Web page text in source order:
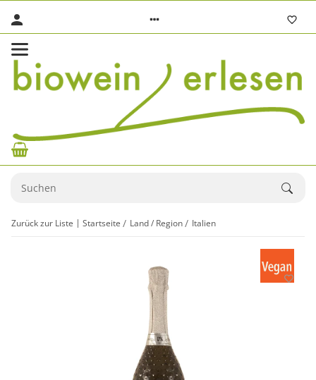
Zurück zur Liste Startseite Land / Region Italien